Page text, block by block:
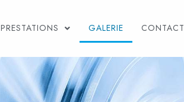
PRESTATIONS GALERIE CONTACT